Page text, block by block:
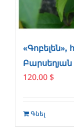
Բարսեղյան
120.00 $
Գնել